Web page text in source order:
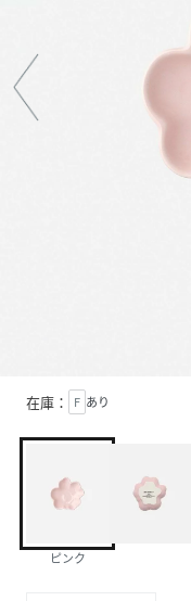
在庫： F あり
ピンク